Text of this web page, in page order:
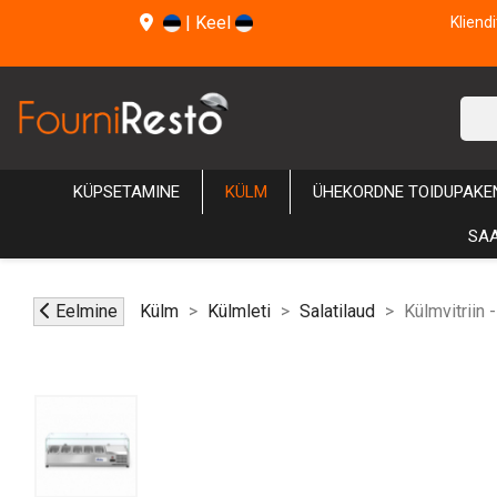
| Keel
KÜPSETAMINE KÜLM ÜHEKORDNE
Eelmine Külm Külmleti Salatilaud Külmvitriin